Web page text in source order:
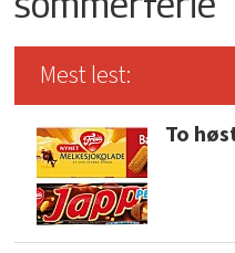
Mest lest:
To